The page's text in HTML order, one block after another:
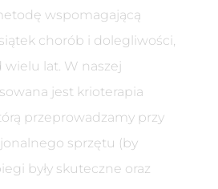
wspomagającą
chorób i dolegliwości,
wielu lat. W naszej
jest krioterapia
przeprowadzamy przy
sprzętu (by
były skuteczne oraz